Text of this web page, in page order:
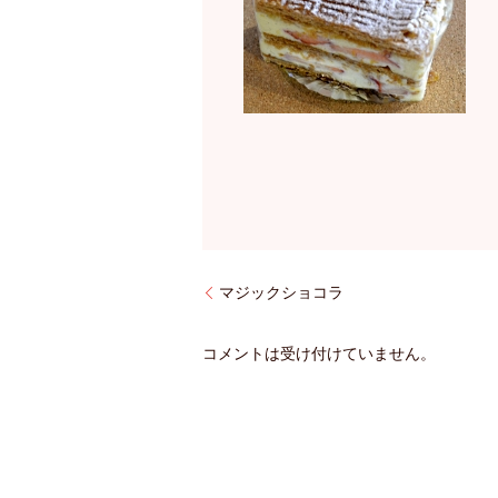
マジックショコラ
コメントは受け付けていません。